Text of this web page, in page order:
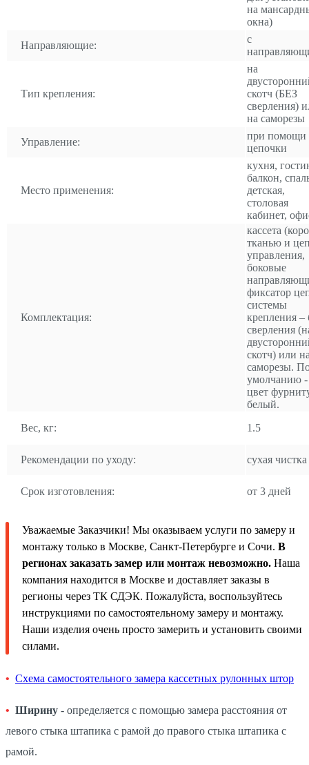
на
окна)
Направляющие:
с
Тип крепления:
на
скотч (БЕЗ
сверления)
на саморезы
Управление:
при помощи
цепочки
Место применения:
кухня,
балкон,
детская,
столовая
кабинет,
Комплектация:
кассета
тканью и
управления,
боковые
фиксатор
системы
крепления –
сверления
скотч) или
саморезы.
умолчанию -
цвет
белый.
Вес, кг:
1.5
Рекомендации по уходу: сухая чистка
Срок изготовления: от 3 дней
Уважаемые Заказчики! Мы оказываем услуги по замеру и
монтажу только в Москве, Санкт-Петербурге и Сочи. В
регионах заказать замер или монтаж невозможно. Наша
компания находится в Москве и доставляет заказы в
регионы через ТК СДЭК. Пожалуйста, воспользуйтесь
инструкциями по самостоятельному замеру и монтажу.
Наши изделия очень просто замерить и установить своими
силами.
Схема самостоятельного замера кассетных рулонных штор
Ширину - определяется с помощью замера расстояния от
левого стыка штапика с рамой до правого стыка штапика с
рамой.